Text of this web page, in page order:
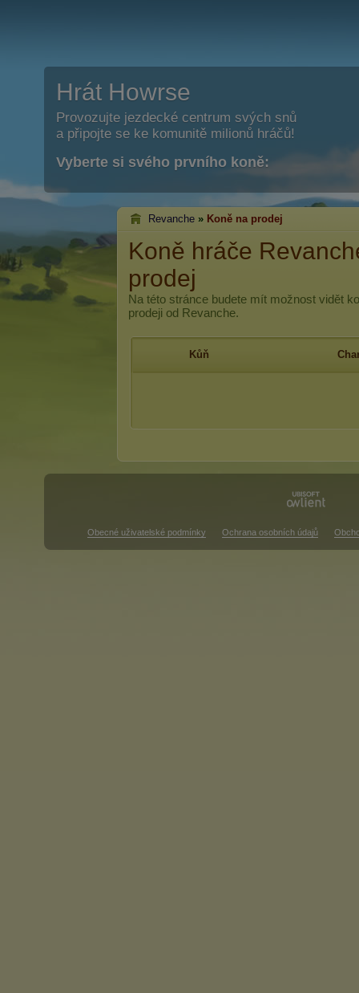
Hrát Howrse
Provozujte jezdecké centrum svých snů
a připojte se ke komunitě milionů hráčů!
Vyberte si svého prvního koně:
Revanche » Koně na prodej
Koně hráče
prodej
Na této stránce budete mít možnost vidět
prodeji od Revanche.
Kůň
Obecné uživatelské podmínky Ochrana osobních údajů